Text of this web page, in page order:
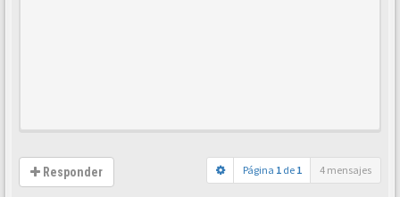
Responder Página 1 de 1 4 mensajes